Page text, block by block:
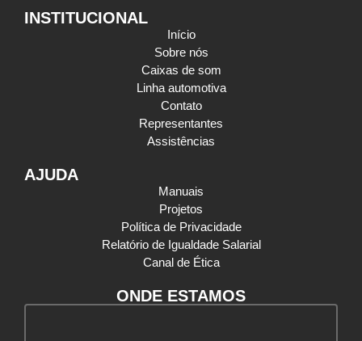
INSTITUCIONAL
Início
Sobre nós
Caixas de som
Linha automotiva
Contato
Representantes
Assistências
AJUDA
Manuais
Projetos
Política de Privacidade
Relatório de Igualdade Salarial
Canal de Ética
ONDE ESTAMOS